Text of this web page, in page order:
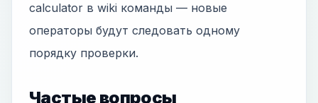
calculator в wiki команды — новые
операторы будут следовать одному
порядку проверки.
Частые вопросы